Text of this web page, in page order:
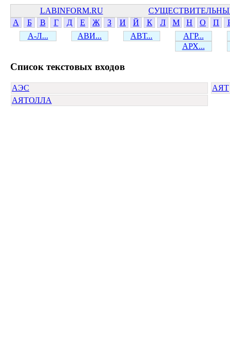
LABINFORM.RU
А
Б В Г Д Е Ж З И Й К Л М Н О П
А-Л...
АВИ... АВТ...
АГР...
АРХ...
Cписок текстовых входов
АЭС
АЯТ
АЯТОЛЛА